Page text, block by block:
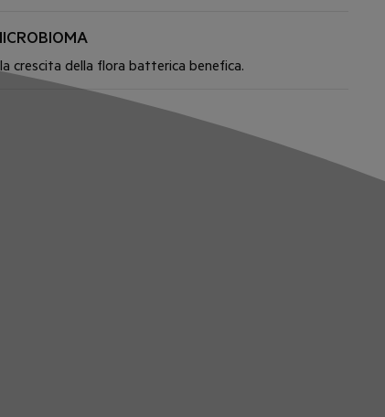
crescita della flora batterica benefica.